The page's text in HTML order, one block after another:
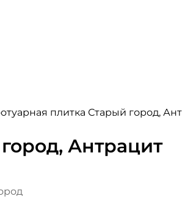
плитка Старый город,
Антрацит